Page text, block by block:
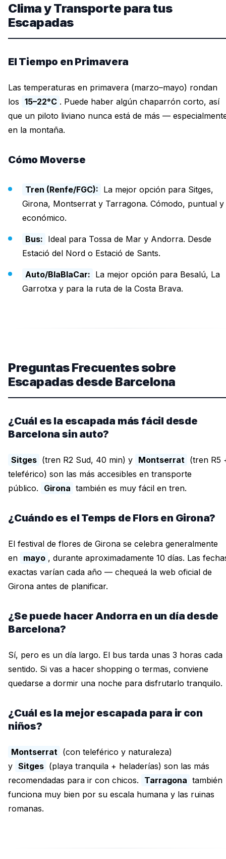
Clima y Transporte para tus
Escapadas
El Tiempo en Primavera
Las temperaturas en primavera (marzo–mayo) rondan
los 15–22°C . Puede haber algún chaparrón corto, así
que un piloto liviano nunca está de más —
en la montaña.
Cómo Moverse
Tren (Renfe/FGC): La mejor opción para Sitges,
Girona, Montserrat y Tarragona. Cómodo, puntual y
económico.
Bus: Ideal para Tossa de Mar y Andorra. Desde
Estació del Nord o Estació de Sants.
Auto/BlaBlaCar: La mejor opción para Besalú, La
Garrotxa y para la ruta de la Costa Brava.
Preguntas Frecuentes sobre
Escapadas desde Barcelona
¿Cuál es la escapada más fácil desde
Barcelona sin auto?
Sitges (tren R2 Sud, 40 min) y Montserrat (tren R5
teleférico) son las más accesibles en transporte
público.
Girona también es muy fácil en tren.
¿Cuándo es el Temps de Flors en Girona?
El festival de flores de Girona se celebra generalmente
en mayo , durante aproximadamente 10 días. Las
exactas varían cada año — chequeá la web oficial de
Girona antes de planificar.
¿Se puede hacer Andorra en un día desde
Barcelona?
Sí, pero es un día largo. El bus tarda unas 3 horas cada
sentido. Si vas a hacer shopping o termas, conviene
quedarse a dormir una noche para disfrutarlo tranquilo.
¿Cuál es la mejor escapada para ir con
niños?
Montserrat (con teleférico y naturaleza)
y Sitges (playa tranquila + heladerías) son las más
recomendadas para ir con chicos.
Tarragona también
funciona muy bien por su escala humana y las ruinas
romanas.